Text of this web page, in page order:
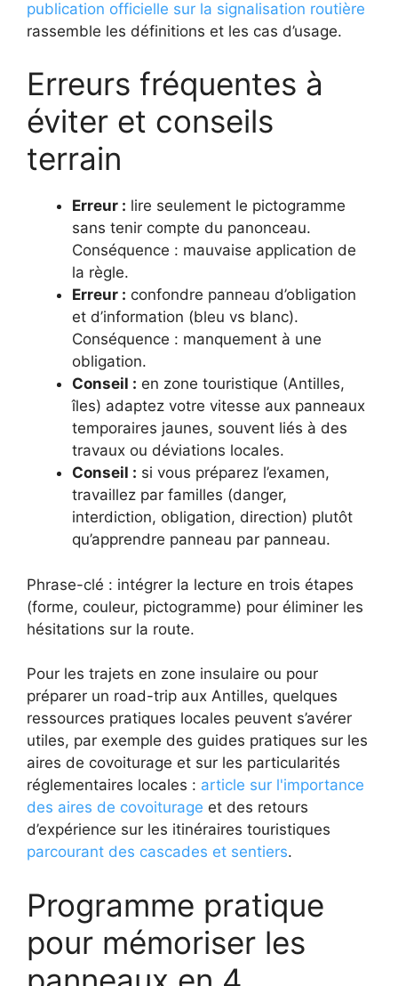
publication officielle sur la signalisation routière
rassemble les définitions et les cas d’usage.
Erreurs fréquentes à
éviter et conseils
terrain
Erreur : lire seulement le pictogramme
sans tenir compte du panonceau.
Conséquence : mauvaise application de
la règle.
Erreur : confondre panneau d’obligation
et d’information (bleu vs blanc).
Conséquence : manquement à une
obligation.
Conseil : en zone touristique (Antilles,
îles) adaptez votre vitesse aux panneaux
temporaires jaunes, souvent liés à des
travaux ou déviations locales.
Conseil : si vous préparez l’examen,
travaillez par familles (danger,
interdiction, obligation, direction) plutôt
qu’apprendre panneau par panneau.
Phrase-clé : intégrer la lecture en trois étapes
(forme, couleur, pictogramme) pour éliminer les
hésitations sur la route.
Pour les trajets en zone insulaire ou pour
préparer un road-trip aux Antilles, quelques
ressources pratiques locales peuvent s’avérer
utiles, par exemple des guides pratiques sur les
aires de covoiturage et sur les particularités
réglementaires locales : article sur l'importance
des aires de covoiturage et des retours
d’expérience sur les itinéraires touristiques
parcourant des cascades et sentiers.
Programme pratique
pour mémoriser les